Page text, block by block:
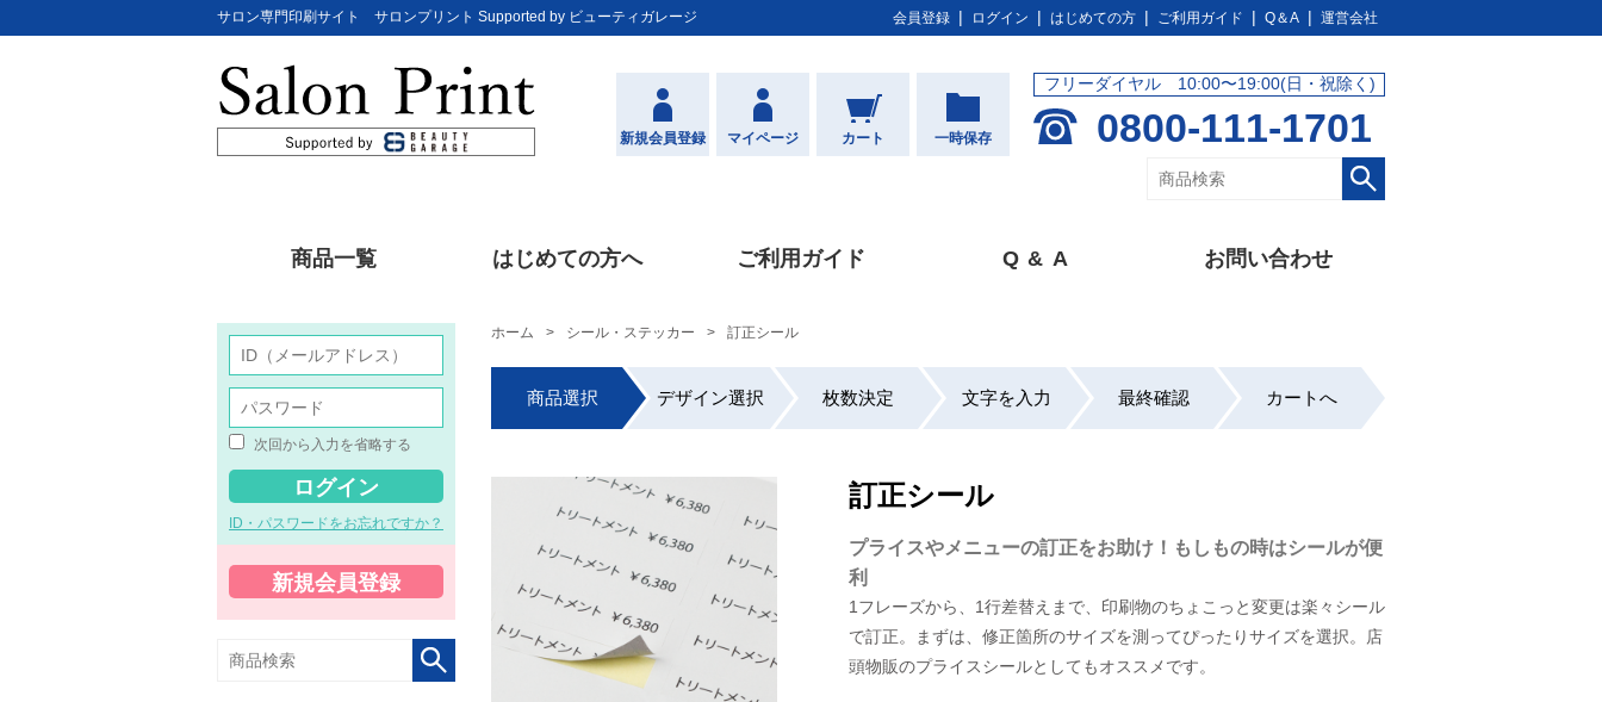
サロン専門印刷サイト サロンプリント Supported by ビューティガレージ 会員登録 ログイン はじめての方 ご利用ガイド Q＆A 運営会社
新規会員登録 マイページ カート 一時保存
フリーダイヤル 10:00〜19:00(日・祝除く)
0800-111-1701
商品一覧 はじめての方へ ご利用ガイド Q& A お問い合わせ
ホーム シール・ステッカー 訂正シール
商品選択 デザイン選択 枚数決定 文字を入力 最終確認 カートへ
訂正シール
プライスやメニューの訂正をお助け！もしもの時はシールが便
利
1フレーズから、1行差替えまで、印刷物のちょこっと変更は楽々シール
で訂正。まずは、修正箇所のサイズを測ってぴったりサイズを選択。店
頭物販のプライスシールとしてもオススメです。
次回から入力を省略する
ID・パスワードをお忘れですか？
新規会員登録